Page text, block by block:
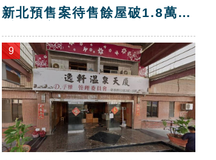
新北預售案待售餘屋破1.8萬
9